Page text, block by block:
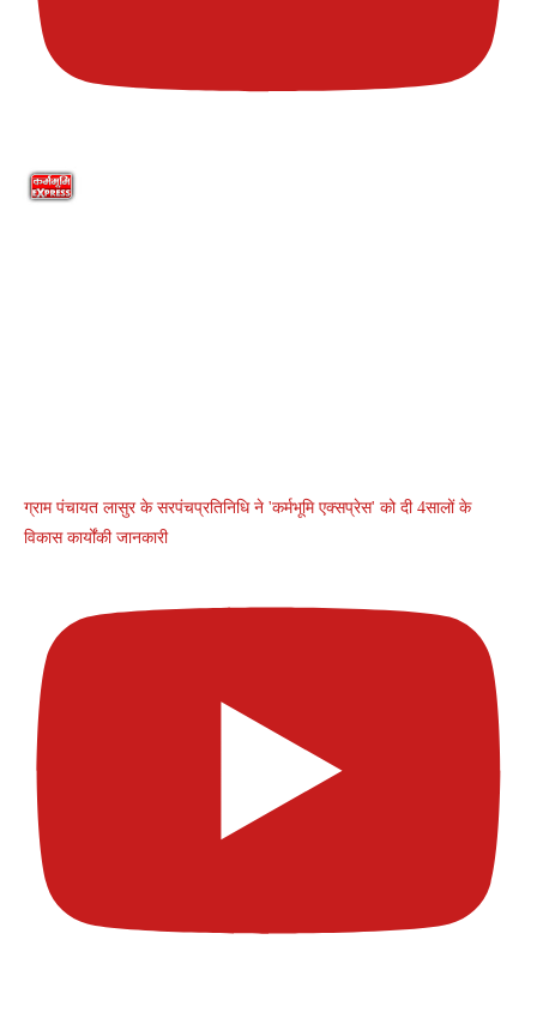
ग्राम पंचायत लासुर के सरपंचप्रतिनिधि ने 'कर्मभूमि एक्सप्रेस' को दी 4सालों के
विकास कार्योंकी जानकारी